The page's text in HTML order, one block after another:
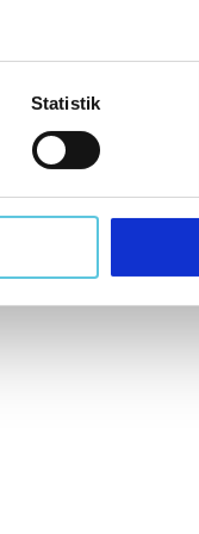
Statistik